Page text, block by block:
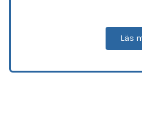
extra avlastningsyta.
bruttovolym på 660 liter
enheten en hygienisk,
Läs